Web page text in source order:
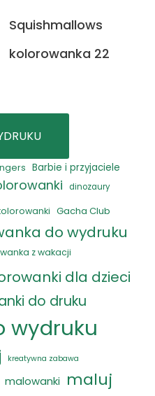
Squishmallows
kolorowanka 22
Barbie i przyjaciele
dinozaury
Gacha Club
do wydruku
z wakacji
dla dzieci
do druku
wydruku
kreatywna zabawa
malowanki maluj